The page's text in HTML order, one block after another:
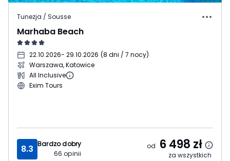
Tunezja / Sousse
Marhaba Beach
22.10.2026- 29.10.2026 (8 dni / 7 nocy)
Warszawa, Katowice
All Inclusive
Exim Tours
8.3 Bardzo dobry
66 opinii
od 6 498 zł
za wszystkich